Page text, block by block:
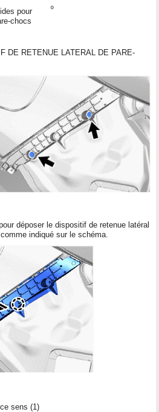
pour
chocs
DE RETENUE LATERAL DE PARE-
déposer le dispositif de retenue latéral
indiqué sur le schéma.
sens (1)